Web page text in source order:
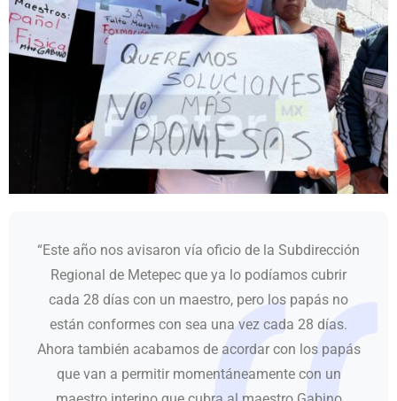
“Este año nos avisaron vía oficio de la Subdirección
Regional de Metepec que ya lo podíamos cubrir
cada 28 días con un maestro, pero los papás no
están conformes con sea una vez cada 28 días.
Ahora también acabamos de acordar con los papás
que van a permitir momentáneamente con un